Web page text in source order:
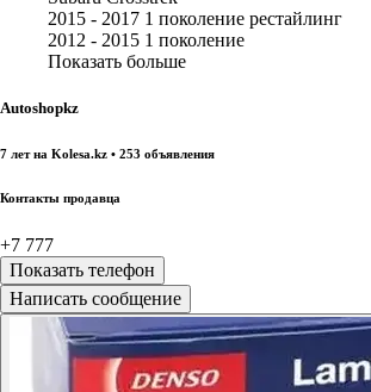
2015 - 2017 1 поколение рестайлинг
2012 - 2015 1 поколение
Показать больше
Autoshopkz
7 лет на Kolesa.kz • 253 объявления
Контакты продавца
+7 777
Показать телефон
Написать сообщение